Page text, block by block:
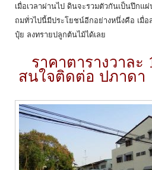
เมื่อเวลาผ่านไป ดินจะรวมตัวกันเป็นปึก
ถมทั่วไปนี้มีประโยชน์อีกอย่างหนึ่งคือ เมื่อ
ปุ๋ย ลงทรายปลูกต้นไม้ได้เลย
ราคาตารางวาละ
สนใจติดต่อ ปภาดา